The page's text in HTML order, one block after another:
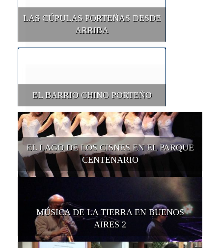
LAS CÚPULAS PORTEÑAS DESDE
ARRIBA
EL BARRIO CHINO PORTEÑO
EL LAGO DE LOS CISNES EN EL PARQUE
CENTENARIO
MÚSICA DE LA TIERRA EN BUENOS
AIRES 2